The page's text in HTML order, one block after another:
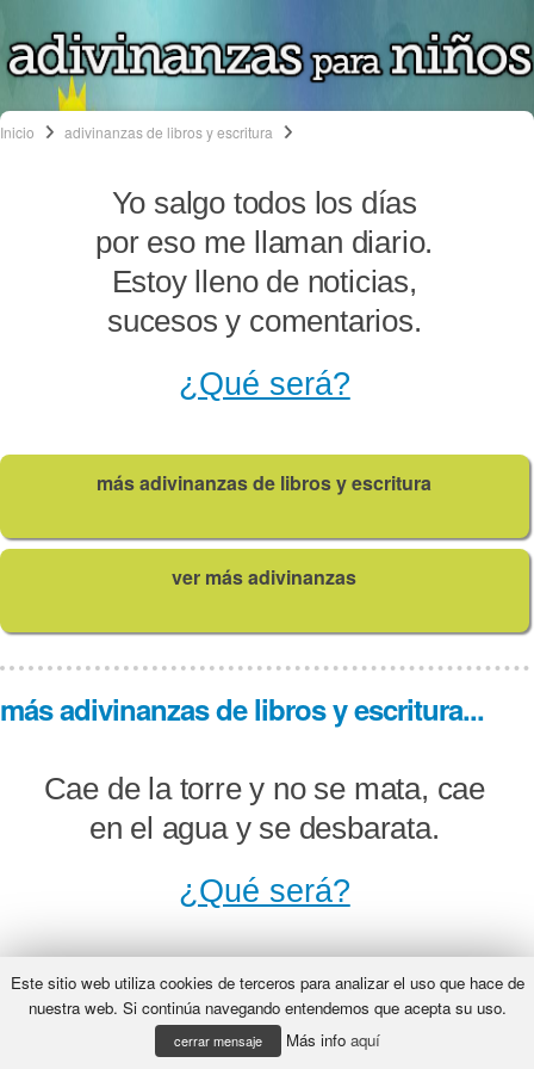
Inicio adivinanzas de libros y escritura
Yo salgo todos los días
por eso me llaman diario.
Estoy lleno de noticias,
sucesos y comentarios.
¿Qué será?
más adivinanzas de libros y escritura
ver más adivinanzas
más adivinanzas de libros y escritura...
Cae de la torre y no se mata, cae
en el agua y se desbarata.
¿Qué será?
Jamás aprendí a escribir y soy muy
gran escribana y, con invención
Este sitio web utiliza cookies de terceros para analizar el uso que hace de
nuestra web. Si continúa navegando entendemos que acepta su uso.
cerrar mensaje Más info aquí